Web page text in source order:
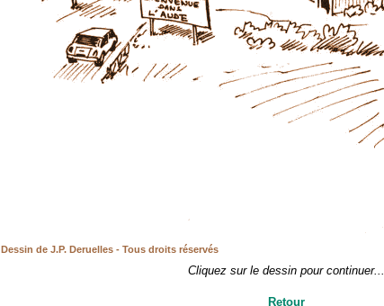
Dessin de J.P. Deruelles - Tous droits réservés
Cliquez sur le dessin pour continuer...
Retour